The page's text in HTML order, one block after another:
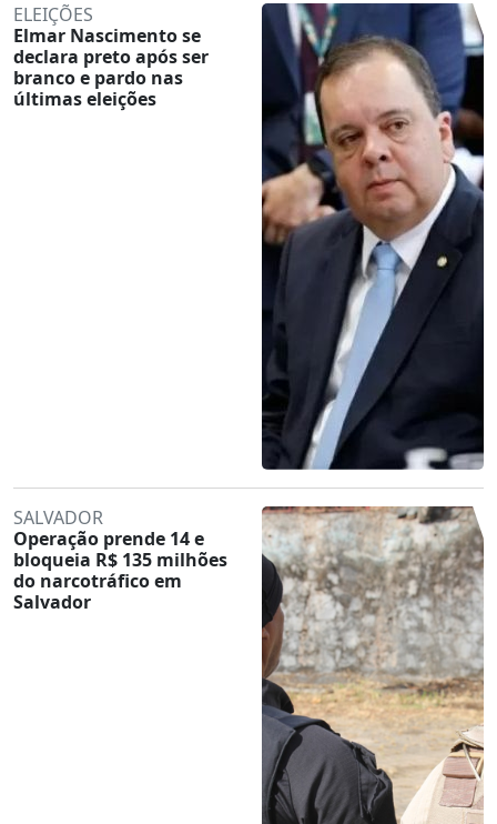
ELEIÇÕES
Elmar Nascimento se
declara preto após ser
branco e pardo nas
últimas eleições
SALVADOR
Operação prende 14 e
bloqueia R$ 135 milhões
do narcotráfico em
Salvador